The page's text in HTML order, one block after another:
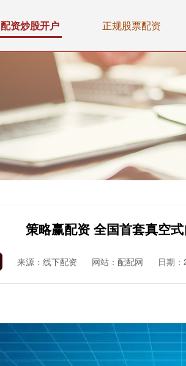
配资炒股开户 正规股票配资
策略赢配资 全国首套真空
来源：线下配资 网站：配配网 日期